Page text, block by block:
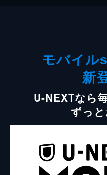
モバイル
新
U-NEXTなら
ずっと